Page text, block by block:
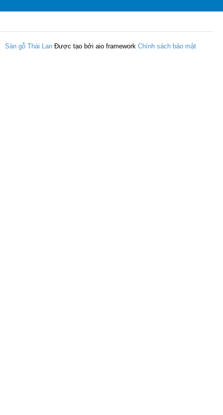
Sàn gỗ Thái Lan Được tạo bởi aio framework Chính sách bảo mật